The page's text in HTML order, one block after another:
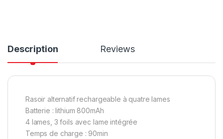
Description Reviews
Rasoir alternatif rechargeable à quatre lames
Batterie : lithium 800mAh
4 lames, 3 foils avec lame intégrée
Temps de charge : 90min